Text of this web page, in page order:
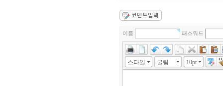
이름 패스워드
스타일 굴림 10pt